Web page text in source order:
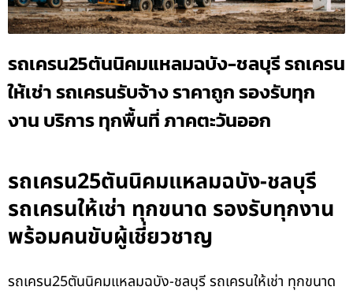
รถเครน25ตันนิคมแหลมฉบัง-ชลบุรี รถเครน
ให้เช่า รถเครนรับจ้าง ราคาถูก รองรับทุก
งาน บริการ ทุกพื้นที่ ภาคตะวันออก
รถเครน25ตันนิคมแหลมฉบัง-ชลบุรี
รถเครนให้เช่า ทุกขนาด รองรับทุกงาน
พร้อมคนขับผู้เชี่ยวชาญ
รถเครน25ตันนิคมแหลมฉบัง-ชลบุรี รถเครนให้เช่า ทุกขนาด